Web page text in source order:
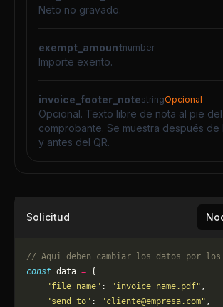
Neto no gravado.
exempt_amountnumber
Importe exento.
invoice_footer_notestringOpcional
Opcional. Texto libre de nota al pie del
comprobante. Se muestra después de
y antes del QR.
Solicitud
// Aqui deben cambiar los datos por los
const data = {
    "file_name"
: "invoice_name.pdf" ,
    "send_to"
: "cliente@empresa.com" ,